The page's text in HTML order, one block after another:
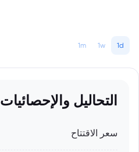
1d
1w
1m
التحاليل والإحصائيات
سعر الاقتتاح